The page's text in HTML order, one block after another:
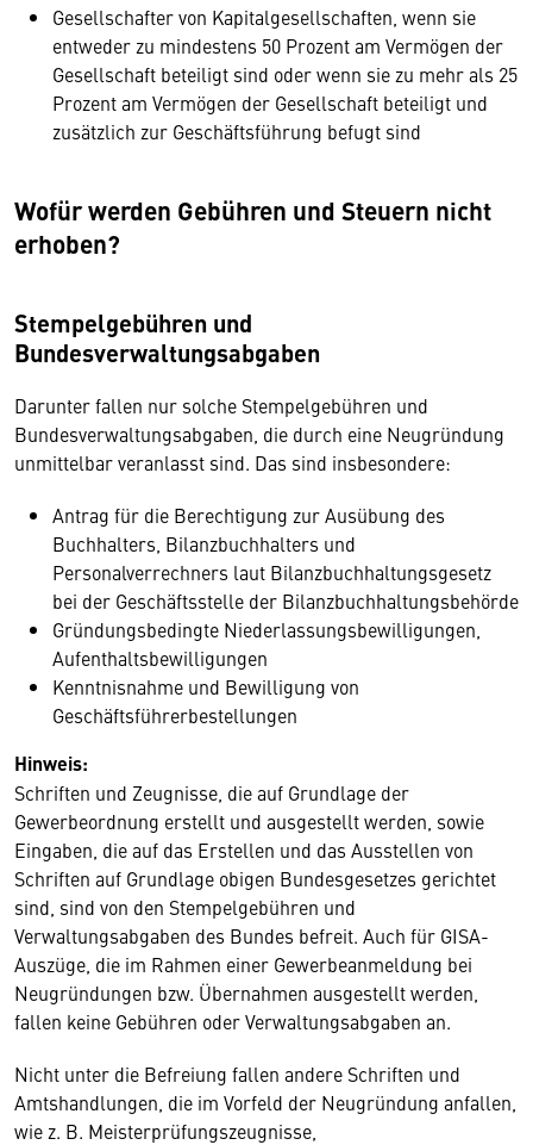
Gesellschafter von Kapitalgesellschaften, wenn sie
entweder zu mindestens 50 Prozent am Vermögen der
Gesellschaft beteiligt sind oder wenn sie zu mehr als 25
Prozent am Vermögen der Gesellschaft beteiligt und
zusätzlich zur Geschäftsführung befugt sind
Wofür werden Gebühren und Steuern nicht
erhoben?
Stempelgebühren und
Bundesverwaltungsabgaben
Darunter fallen nur solche Stempelgebühren und
Bundesverwaltungsabgaben, die durch eine Neugründung
unmittelbar veranlasst sind. Das sind insbesondere:
Antrag für die Berechtigung zur Ausübung des
Buchhalters, Bilanzbuchhalters und
Personalverrechners laut Bilanzbuchhaltungsgesetz
bei der Geschäftsstelle der Bilanzbuchhaltungsbehörde
Gründungsbedingte Niederlassungsbewilligungen,
Aufenthaltsbewilligungen
Kenntnisnahme und Bewilligung von
Geschäftsführerbestellungen
Hinweis:
Schriften und Zeugnisse, die auf Grundlage der
Gewerbeordnung erstellt und ausgestellt werden, sowie
Eingaben, die auf das Erstellen und das Ausstellen von
Schriften auf Grundlage obigen Bundesgesetzes gerichtet
sind, sind von den Stempelgebühren und
Verwaltungsabgaben des Bundes befreit. Auch für GISA-
Auszüge, die im Rahmen einer Gewerbeanmeldung bei
Neugründungen bzw. Übernahmen ausgestellt werden,
fallen keine Gebühren oder Verwaltungsabgaben an.
Nicht unter die Befreiung fallen andere Schriften und
Amtshandlungen, die im Vorfeld der Neugründung anfallen,
wie z. B. Meisterprüfungszeugnisse,